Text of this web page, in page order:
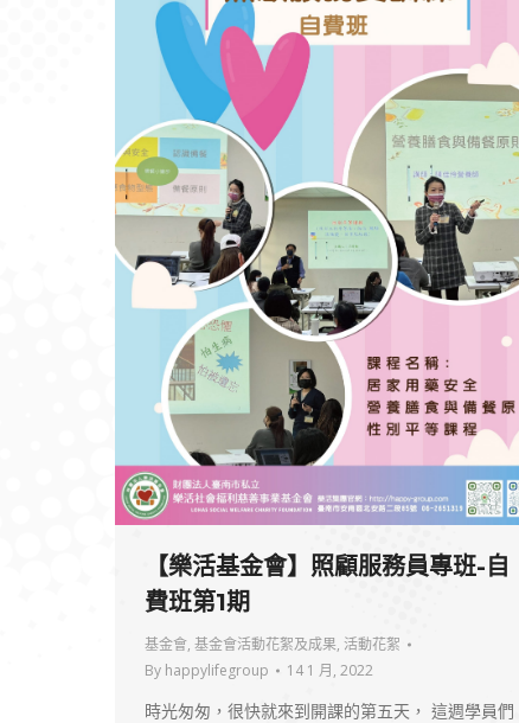
【樂活基金會】照顧服務員專班-自
費班第1期
基金會, 基金會活動花絮及成果, 活動花絮
By happylifegroup 14 1 月, 2022
時光匆匆，很快就來到開課的第五天， 這週學員們